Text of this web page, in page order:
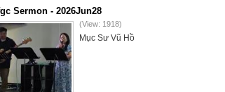
Sermon - 2026Jun28
(View: 1918)
Mục Sư Vũ Hồ